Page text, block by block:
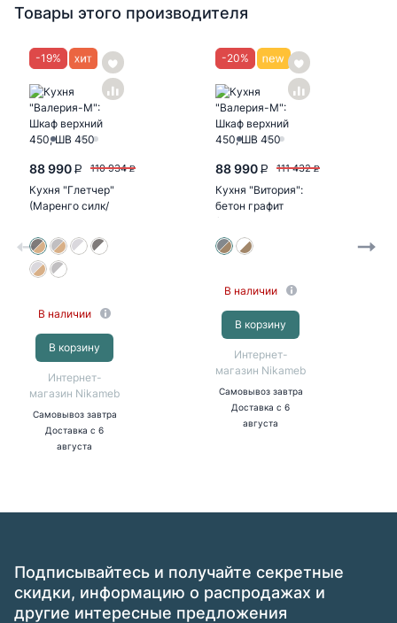
Товары этого производителя
-19%
88 990 P 110 934 P
Кухня "Глетчер"
(Маренго силк/
золотой)
В наличии
В корзину
Интернет-
магазин Nikameb
Самовывоз завтра
Доставка с 6
августа
-20%
88 990 P 111 432 P
Кухня "Витория":
бетон графит
(корпус дуб
крафт золотой)
В наличии
В корзину
Интернет-
магазин Nikameb
Самовывоз завтра
Доставка с 6
августа
Подписывайтесь и получайте секретные
скидки, информацию о распродажах и
другие интересные предложения